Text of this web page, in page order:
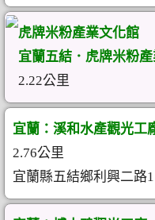
虎牌米粉產業文化館
宜蘭五結．虎牌米粉
2.22公里
宜蘭：溪和水產觀光工
2.76公里
宜蘭縣五結鄉利興二路